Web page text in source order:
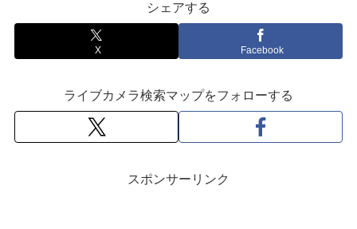
シェアする
X Facebook
ライブカメラ検索マップをフォローする
スポンサーリンク